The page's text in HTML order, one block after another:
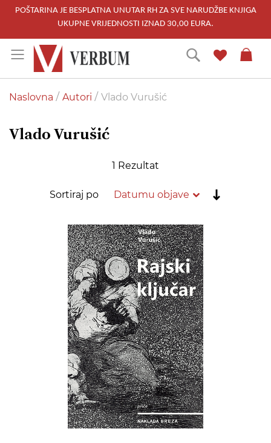
POŠTARINA JE BESPLATNA UNUTAR RH ZA SVE NARUDŽBE KNJIGA
UKUPNE VRIJEDNOSTI IZNAD 30,00 EURA.
to
Content
Traži
Naslovna Autori Vlado Vurušić
Vlado Vurušić
1 Rezultat
Sortiraj po